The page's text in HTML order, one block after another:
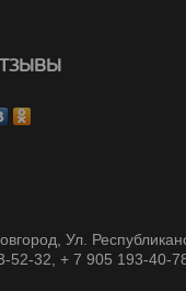
Ул.
52-32, + 7 905 193-40-